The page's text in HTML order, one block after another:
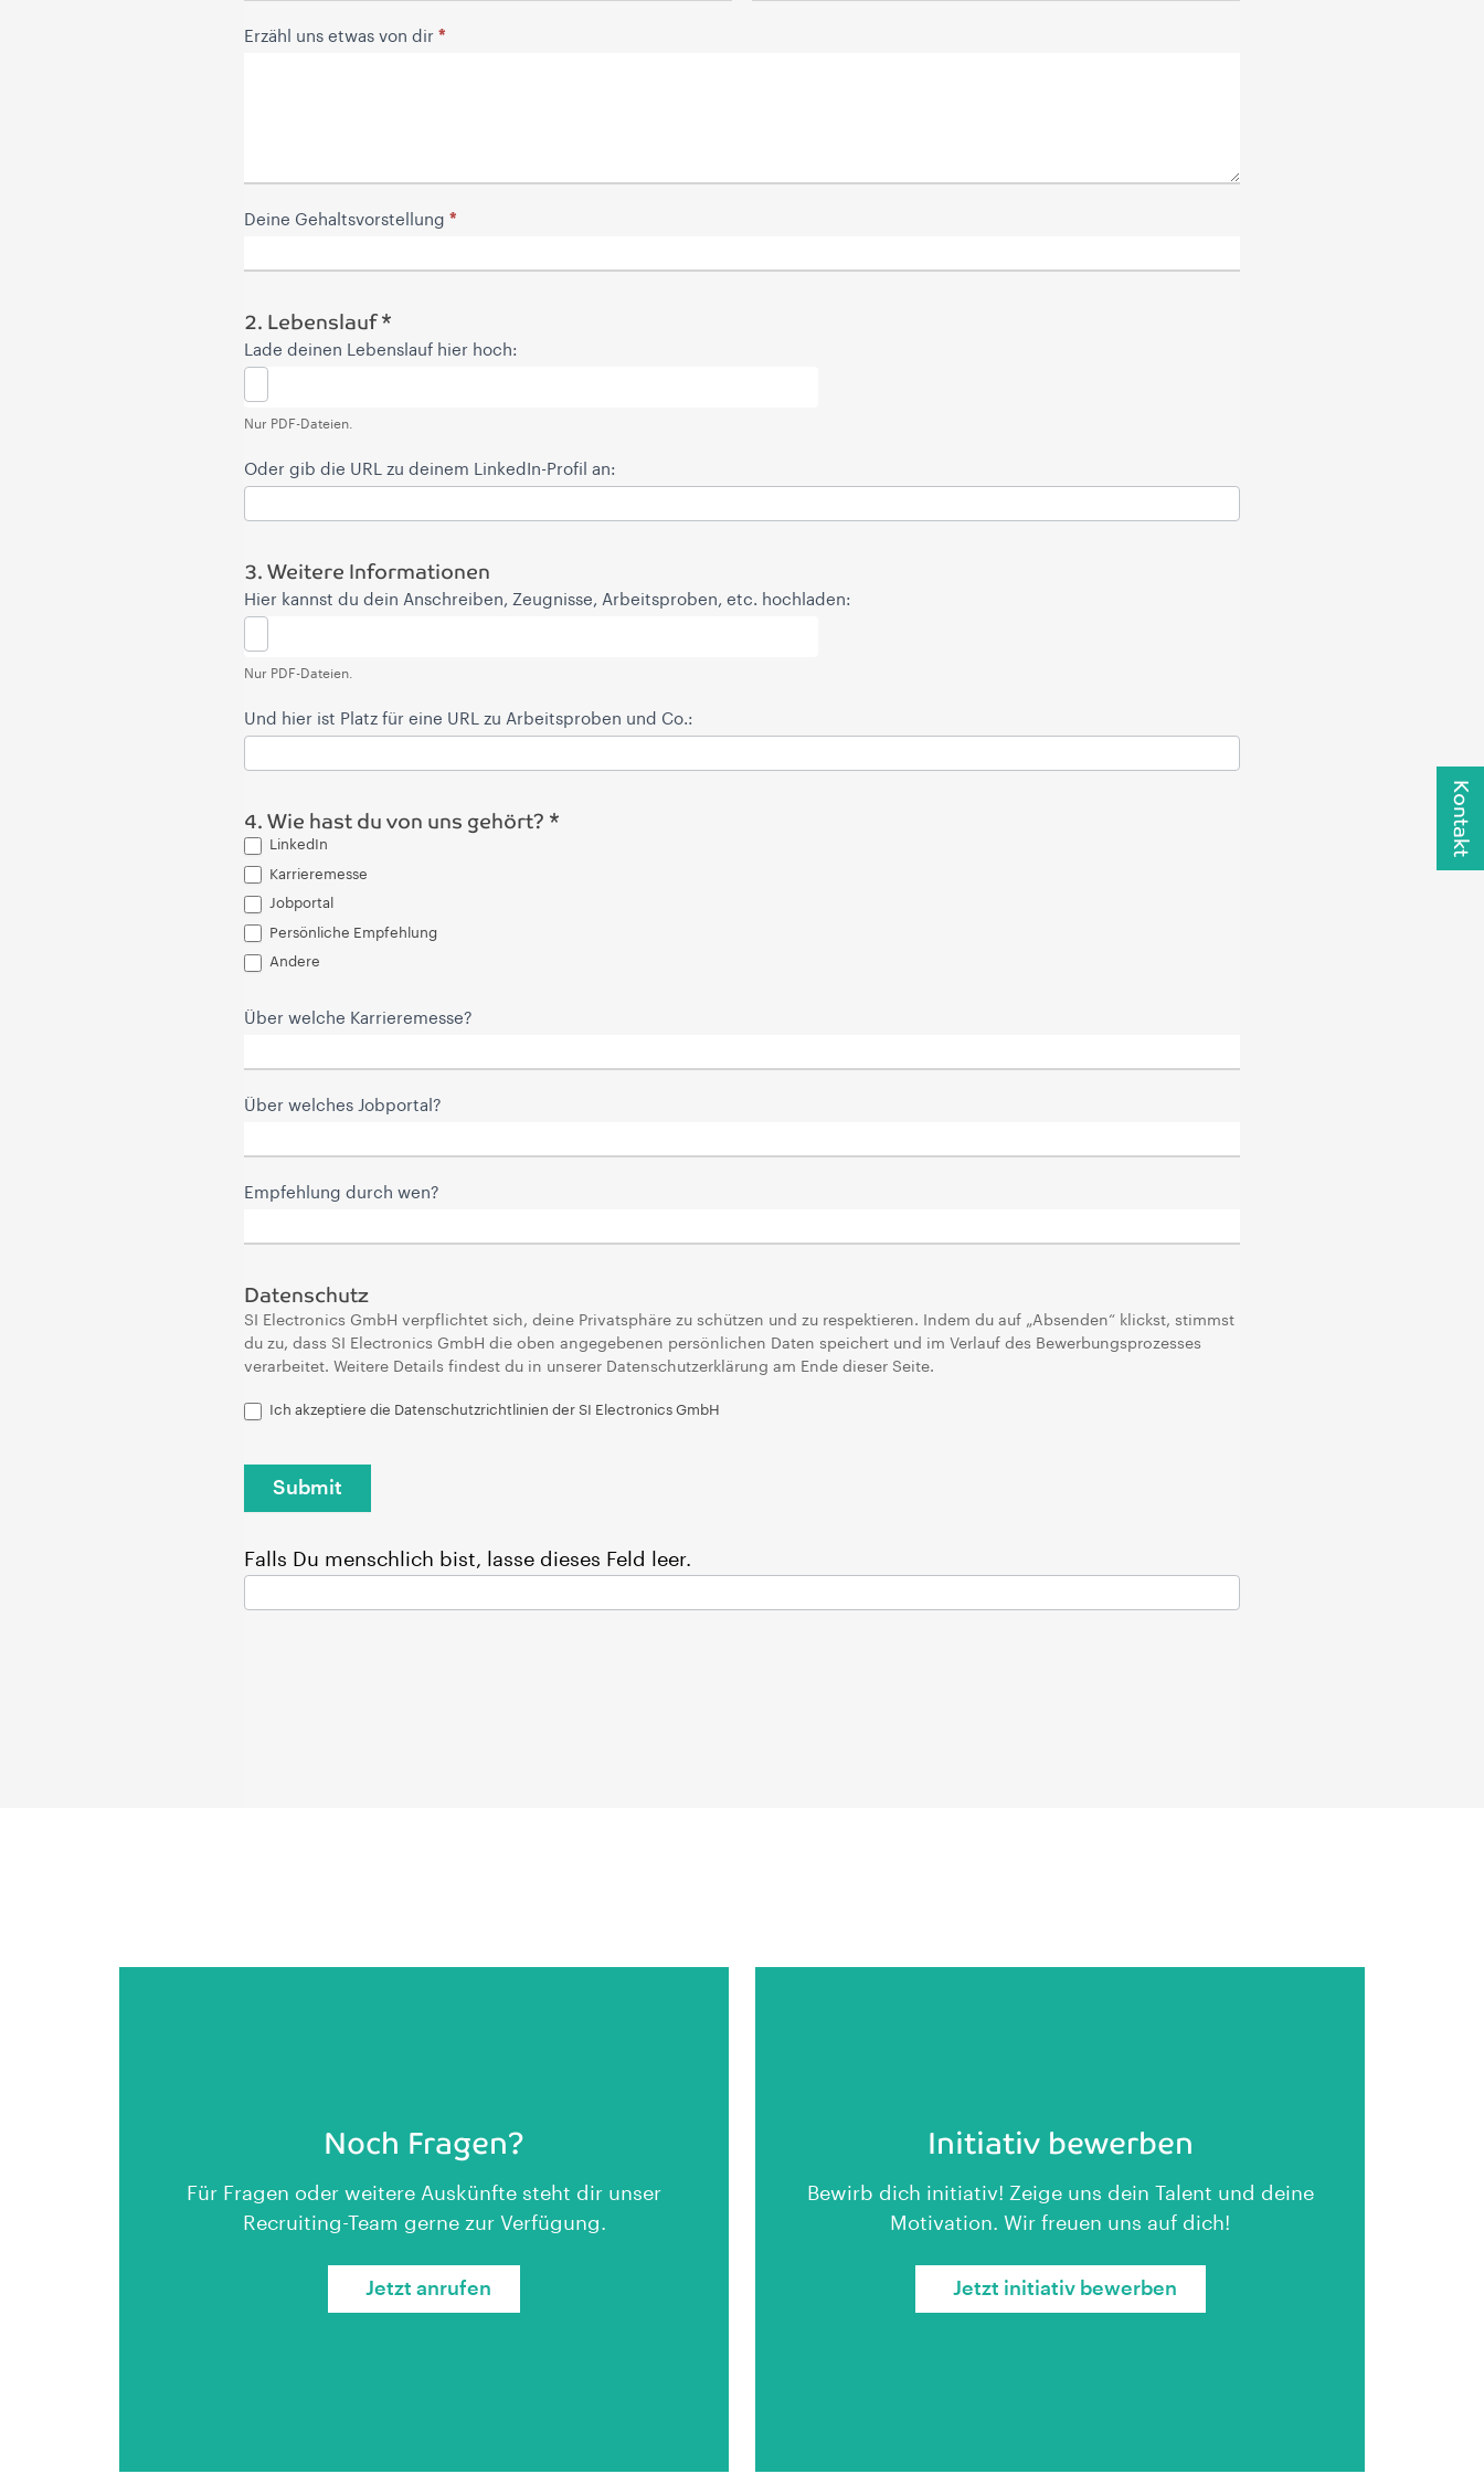
Erzähl uns etwas von dir *
Deine Gehaltsvorstellung *
2. Lebenslauf *
Lade deinen Lebenslauf hier hoch:
Nur PDF-Dateien.
Oder gib die URL zu deinem LinkedIn-Profil an:
3. Weitere Informationen
Hier kannst du dein Anschreiben, Zeugnisse, Arbeitsproben, etc. hochladen:
Nur PDF-Dateien.
Und hier ist Platz für eine URL zu Arbeitsproben und Co.:
4. Wie hast du von uns gehört? *
LinkedIn
Karrieremesse
Jobportal
Persönliche Empfehlung
Andere
Über welche Karrieremesse?
Über welches Jobportal?
Empfehlung durch wen?
Datenschutz
SI Electronics GmbH verpflichtet sich, deine Privatsphäre zu schützen und zu respektieren. Indem du auf „Absenden“ klickst, stimmst
du zu, dass SI Electronics GmbH die oben angegebenen persönlichen Daten speichert und im Verlauf des Bewerbungsprozesses
verarbeitet. Weitere Details findest du in unserer Datenschutzerklärung am Ende dieser Seite.
Ich akzeptiere die Datenschutzrichtlinien der SI Electronics GmbH
Submit
Falls Du menschlich bist, lasse dieses Feld leer.
Noch Fragen?
Für Fragen oder weitere Auskünfte steht dir unser
Recruiting-Team gerne zur Verfügung.
Jetzt anrufen
Initiativ bewerben
Bewirb dich initiativ! Zeige uns dein Talent und deine
Motivation. Wir freuen uns auf dich!
Jetzt initiativ bewerben
Kontakt